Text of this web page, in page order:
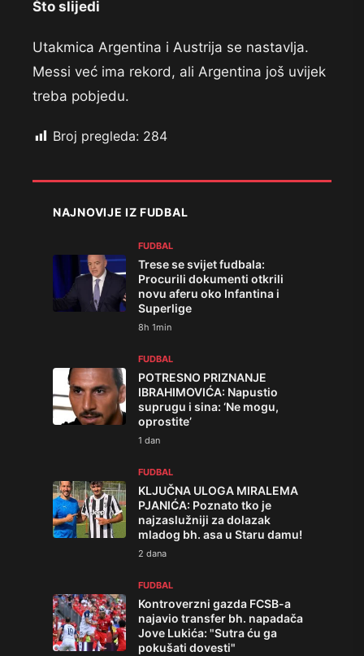
Što slijedi
Utakmica Argentina i Austrija se nastavlja.
Messi već ima rekord, ali Argentina još uvijek
treba pobjedu.
Broj pregleda: 284
NAJNOVIJE IZ FUDBAL
FUDBAL
Trese se svijet fudbala:
Procurili dokumenti otkrili
novu aferu oko Infantina i
Superlige
8h 1min
FUDBAL
POTRESNO PRIZNANJE
IBRAHIMOVIĆA: Napustio
suprugu i sina: ‘Ne mogu,
oprostite’
1 dan
FUDBAL
KLJUČNA ULOGA MIRALEMA
PJANIĆA: Poznato tko je
najzaslužniji za dolazak
mladog bh. asa u Staru damu!
2 dana
FUDBAL
Kontroverzni gazda FCSB-a
najavio transfer bh. napadača
Jove Lukića: "Sutra ću ga
pokušati dovesti"